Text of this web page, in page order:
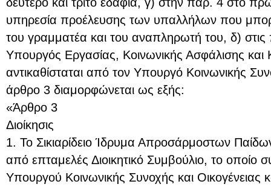
υπηρεσία προέλευσης των υπαλλήλων που
του γραμματέα και του αναπληρωτή του, δ)
Υπουργός Εργασίας, Κοινωνικής Ασφάλισης και
αντικαθίσταται από τον Υπουργό Κοινωνικής
άρθρο 3 διαμορφώνεται ως εξής:
«Άρθρο 3
Διοίκησις
1. Το Σικιαρίδειο Ίδρυμα Απροσάρμοστων Παίδων
από επταμελές Διοικητικό Συμβούλιο, το οποίο
Υπουργού Κοινωνικής Συνοχής και Οικογένειας